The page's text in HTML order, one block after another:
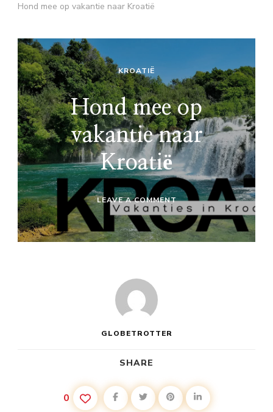
Hond mee op vakantie naar Kroatië
KROATIË
Hond mee op
vakantie naar
Kroatië
LEAVE A COMMENTON
HOND
MEE
OP
VAKANTIE
GLOBETROTTER
SHARE
0